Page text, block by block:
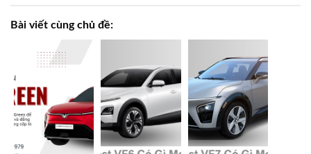
Bài viết cùng chủ đề: